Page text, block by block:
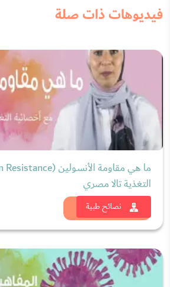
فيديوهات ذات صلة
نصائح طبية
التغذية تالا مصري
شاهد الان